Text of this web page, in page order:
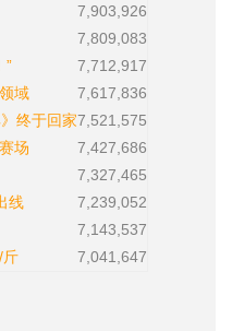
7,903,926
7,809,083
”
7,712,917
域
7,617,836
终于回家7,521,575
场
7,427,686
7,327,465
线
7,239,052
7,143,537
斤 7,041,647